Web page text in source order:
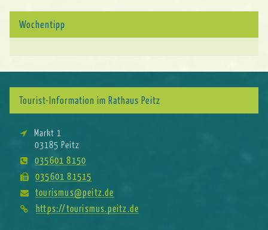
Wochentipp
Tourist-Information im Rathaus Peitz
Markt 1
03185 Peitz
035601 8150
035601 81515
tourismus@peitz.de
https://tourismus.peitz.de